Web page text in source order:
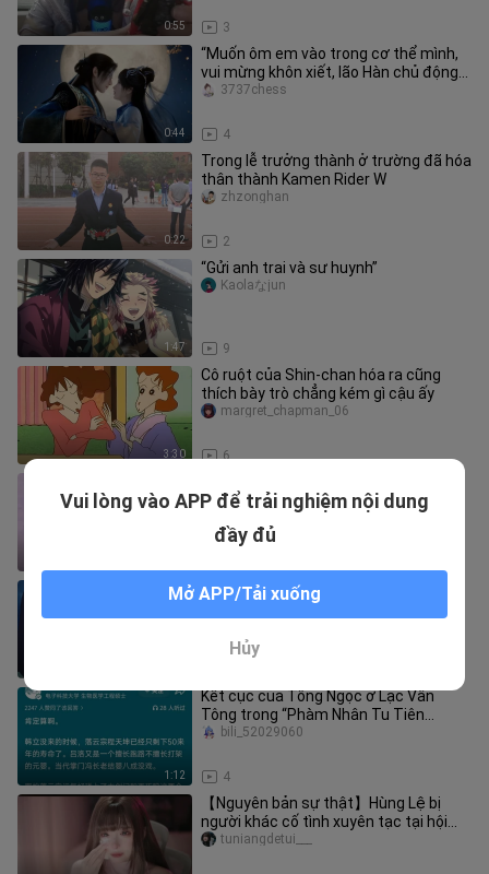
0:55 3
0:44
“Muốn ôm em vào trong cơ thể mình,
vui mừng khôn xiết, lão Hàn chủ động
vòng tay ôm Uyển Nhi vào lòn
4
3737chess
0:22
Trong lễ trưởng thành ở trường đã hóa
thân thành Kamen Rider W
2
zhzonghan
1:47
“Gửi anh trai và sư huynh”
9
Kaolaなjun
3:30
Cô ruột của Shin‑chan hóa ra cũng
thích bày trò chẳng kém gì cậu ấy
6
margret_chapman_06
ngợm, nhưng ẩn giấu trong đó là sự
“Cuối cùng cũng nên duyên, lời tỏ tình
đã được chấp nhận, Kaguya cô đơn
1:12
Kết cục của Tống Ngọc ở Lạc Vân
Tông trong “Phàm Nhân Tu Tiên
Truyện” có được coi là viên mãn
4
bili_52029060
【Nguyên bản sự thật】Hùng Lệ bị
người khác cố tình xuyên tạc tại hội
chợ cosplay đến mức tức đến bật
tuniangdetui___
Vui lòng vào APP để trải nghiệm nội dung
đầy đủ
Mở APP/Tải xuống
Hủy